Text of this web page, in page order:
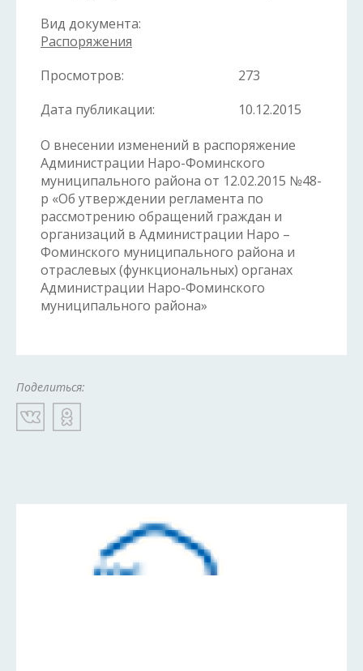
Вид документа:
Распоряжения
Просмотров:
273
Дата публикации:
10.12.2015
О внесении изменений в распоряжение
Администрации Наро-Фоминского
муниципального района от 12.02.2015 №48-
р «Об утверждении регламента по
рассмотрению обращений граждан и
организаций в Администрации Наро –
Фоминского муниципального района и
отраслевых (функциональных) органах
Администрации Наро-Фоминского
муниципального района»
Поделиться: